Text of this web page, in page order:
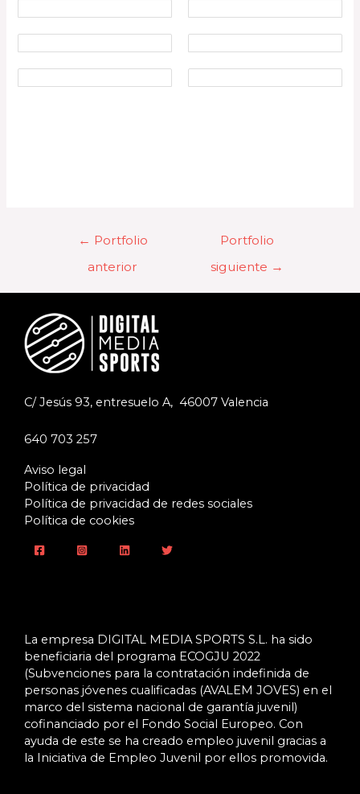
← Portfolio
anterior
Portfolio
siguiente →
C/ Jesús 93, entresuelo A, 46007 Valencia
640 703 257
Aviso legal
Política de privacidad
Política de privacidad de redes sociales
Política de cookies
La empresa DIGITAL MEDIA SPORTS S.L. ha sido
beneficiaria del programa ECOGJU 2022
(Subvenciones para la contratación indefinida de
personas jóvenes cualificadas (AVALEM JOVES) en el
marco del sistema nacional de garantía juvenil)
cofinanciado por el Fondo Social Europeo. Con
ayuda de este se ha creado empleo juvenil gracias a
la Iniciativa de Empleo Juvenil por ellos promovida.